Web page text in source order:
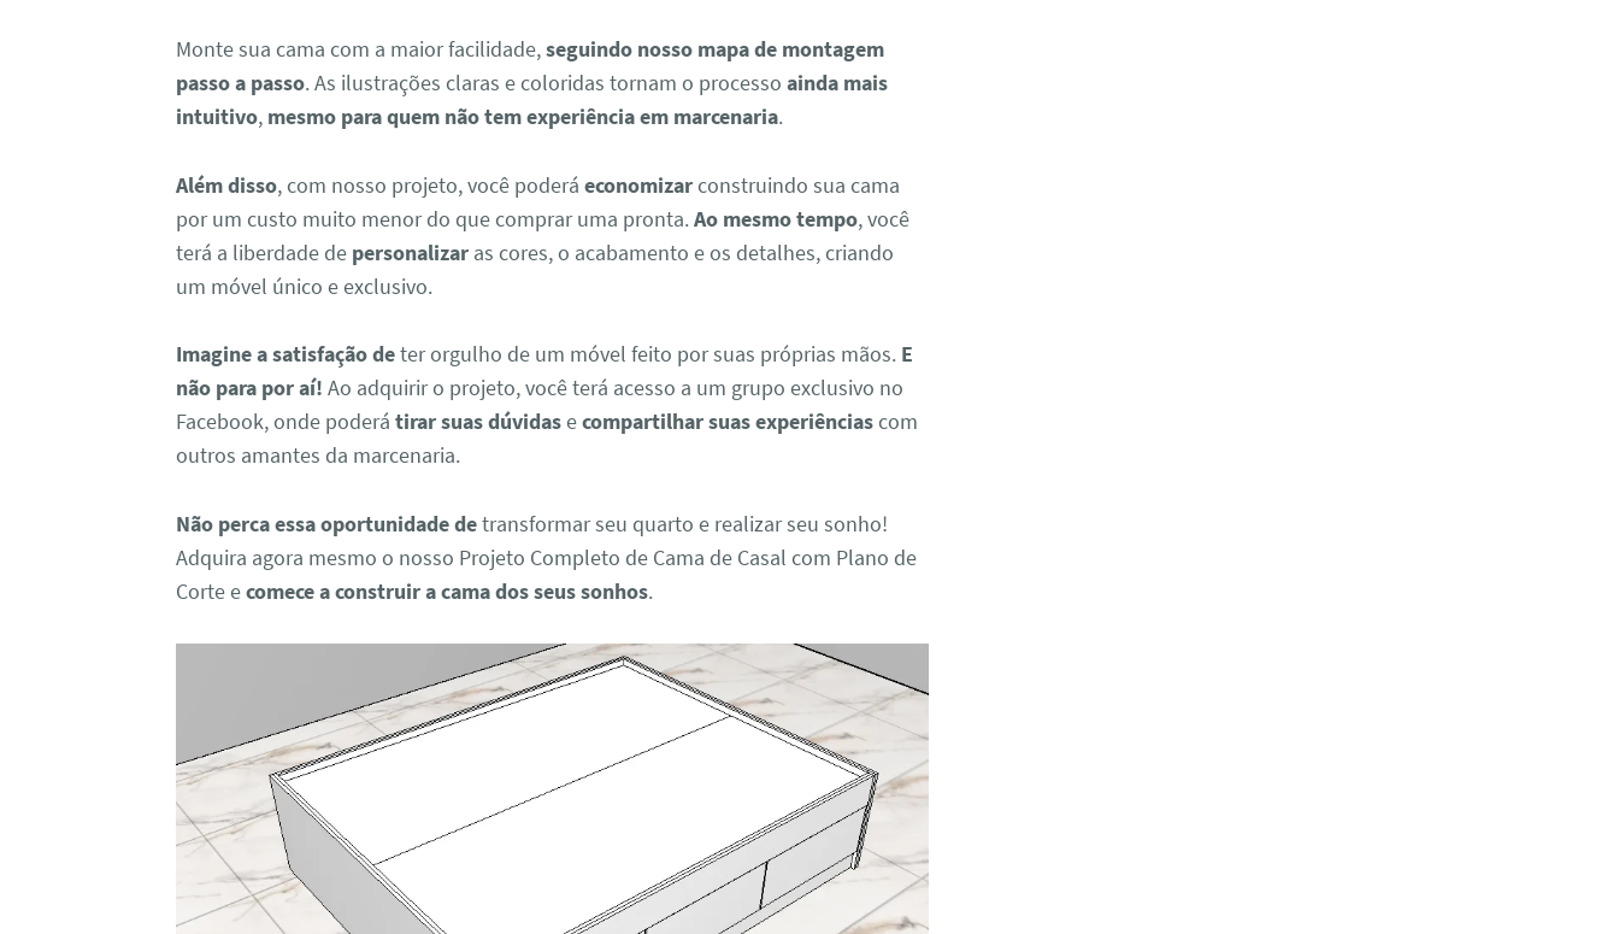
Monte sua cama com a maior facilidade,seguindo nosso mapa de montagem
passo a passo. As ilustrações claras e coloridas tornam o processoainda mais
intuitivo, mesmo para quem não tem experiência em marcenaria.
Além disso, com nosso projeto, você poderáeconomizarconstruindo sua cama
por um custo muito menor do que comprar uma pronta.Ao mesmo tempo, você
terá a liberdade de personalizar as cores, o acabamento e os detalhes, criando
um móvel único e exclusivo.
Imagine a satisfação deter orgulho de um móvel feito por suas próprias mãos. E
não para por aí! Ao adquirir o projeto, você terá acesso a um grupo exclusivo no
Facebook, onde poderátirar suas dúvidasecompartilhar suas experiênciascom
outros amantes da marcenaria.
Não perca essa oportunidade detransformar seu quarto e realizar seu sonho!
Adquira agora mesmo o nosso Projeto Completo de Cama de Casal com Plano de
Corte ecomece a construir a cama dos seus sonhos.